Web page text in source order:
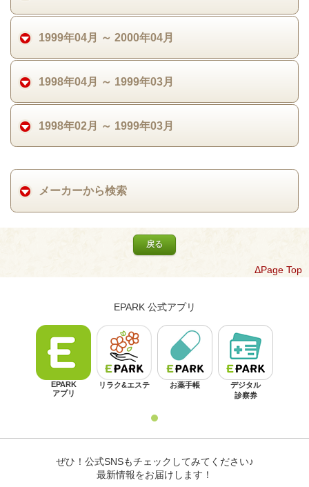
1999年04月 ～ 2000年04月
1998年04月 ～ 1999年03月
1998年02月 ～ 1999年03月
メーカーから検索
戻る
ΔPage Top